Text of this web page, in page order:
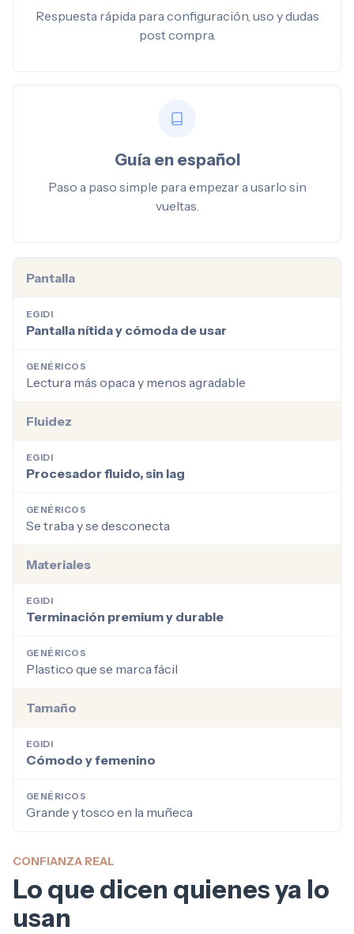
Respuesta rápida para configuración, uso y dudas
post compra.
Guía en español
Paso a paso simple para empezar a usarlo sin
vueltas.
Pantalla
EGIDI
Pantalla nítida y cómoda de usar
GENÉRICOS
Lectura más opaca y menos agradable
Fluidez
EGIDI
Procesador fluido, sin lag
GENÉRICOS
Se traba y se desconecta
Materiales
EGIDI
Terminación premium y durable
GENÉRICOS
Plastico que se marca fácil
Tamaño
EGIDI
Cómodo y femenino
GENÉRICOS
Grande y tosco en la muñeca
CONFIANZA REAL
Lo que dicen quienes ya lo
usan